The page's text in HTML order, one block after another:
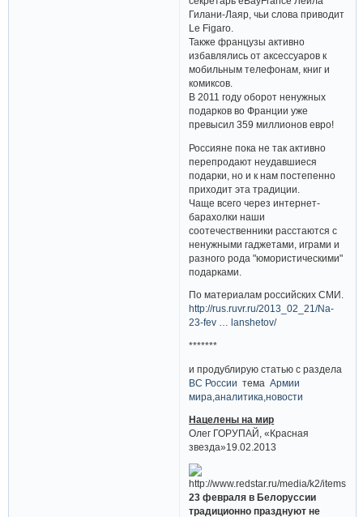
Гилани-Лаяр, чьи слова приводит
Le Figaro.
Также французы активно
избавлялись от аксессуаров к
мобильным телефонам, книг и
комиксов.
В 2011 году оборот ненужных
подарков во Франции уже
превысил 359 миллионов евро!
Россияне пока не так активно
перепродают неудавшиеся
подарки, но и к нам постепенно
приходит эта традиции.
Чаще всего через интернет-
барахолки наши
соотечественники расстаются с
ненужными гаджетами, играми и
разного рода "юмористическими"
подарками.
По материалам российских СМИ.
http://rus.ruvr.ru/2013_02_21/Na-
23-fev … lanshetov/
*******
и продублирую статью с раздела
ВС России тема Армии
мира,аналитика,новости
Нацелены на мир
Олег ГОРУПАЙ, «Красная
звезда»19.02.2013
23 февраля в Белоруссии
традиционно празднуют не